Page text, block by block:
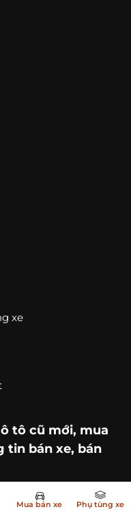
xe
tô cũ mới, mua
tin bán xe, bán
xe, sửa xe oto.
Mua bán xe
Phụ tùng xe